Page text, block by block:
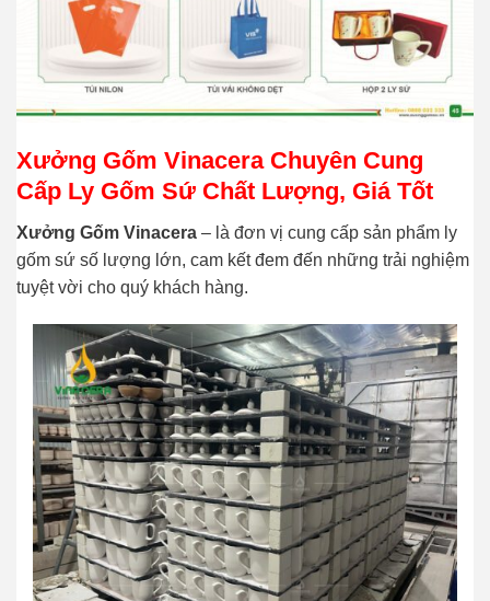
Xưởng Gốm Vinacera Chuyên Cung
Cấp Ly Gốm Sứ Chất Lượng, Giá Tốt
Xưởng Gốm Vinacera – là đơn vị cung cấp sản phẩm ly
gốm sứ số lượng lớn, cam kết đem đến những trải nghiệm
tuyệt vời cho quý khách hàng.